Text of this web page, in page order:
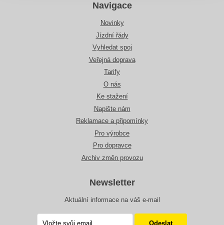
Navigace
Novinky
Jízdní řády
Vyhledat spoj
Veřejná doprava
Tarify
O nás
Ke stažení
Napište nám
Reklamace a připomínky
Pro výrobce
Pro dopravce
Archiv změn provozu
Newsletter
Aktuální informace na váš e-mail